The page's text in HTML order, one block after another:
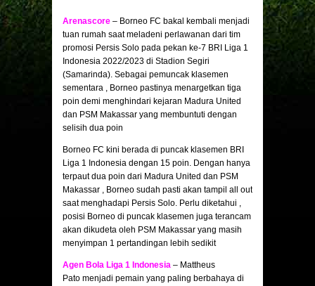
Arenascore – Borneo FC bakal kembali menjadi
tuan rumah saat meladeni perlawanan dari tim
promosi Persis Solo pada pekan ke-7 BRI Liga 1
Indonesia 2022/2023 di Stadion Segiri
(Samarinda). Sebagai pemuncak klasemen
sementara , Borneo pastinya menargetkan tiga
poin demi menghindari kejaran Madura United
dan PSM Makassar yang membuntuti dengan
selisih dua poin
Borneo FC kini berada di puncak klasemen BRI
Liga 1 Indonesia dengan 15 poin. Dengan hanya
terpaut dua poin dari Madura United dan PSM
Makassar , Borneo sudah pasti akan tampil all out
saat menghadapi Persis Solo. Perlu diketahui ,
posisi Borneo di puncak klasemen juga terancam
akan dikudeta oleh PSM Makassar yang masih
menyimpan 1 pertandingan lebih sedikit
Agen Bola Liga 1 Indonesia – Mattheus
Pato menjadi pemain yang paling berbahaya di